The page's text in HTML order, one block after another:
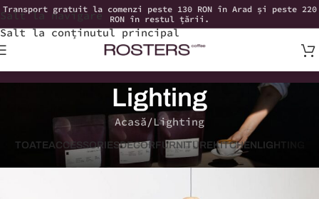
Salt la navigare
Salt la conținutul principal
Transport gratuit la comenzi peste 130 RON în Arad și peste 220
RON în restul țării.
Lighting
Acasă Lighting
TOATEACCESSORIESDECOR FURNITURE KITCHEN LIGHTING